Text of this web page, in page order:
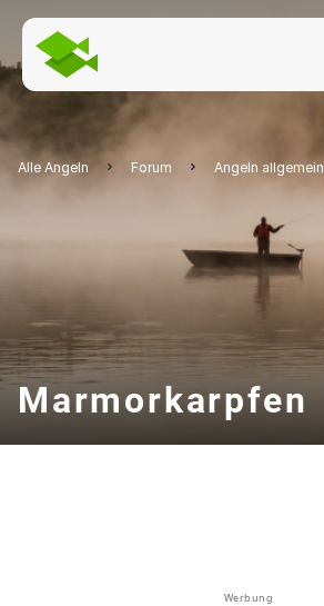
Alle Angeln Forum Angeln allgemein
Marmorkarpfen
Werbung